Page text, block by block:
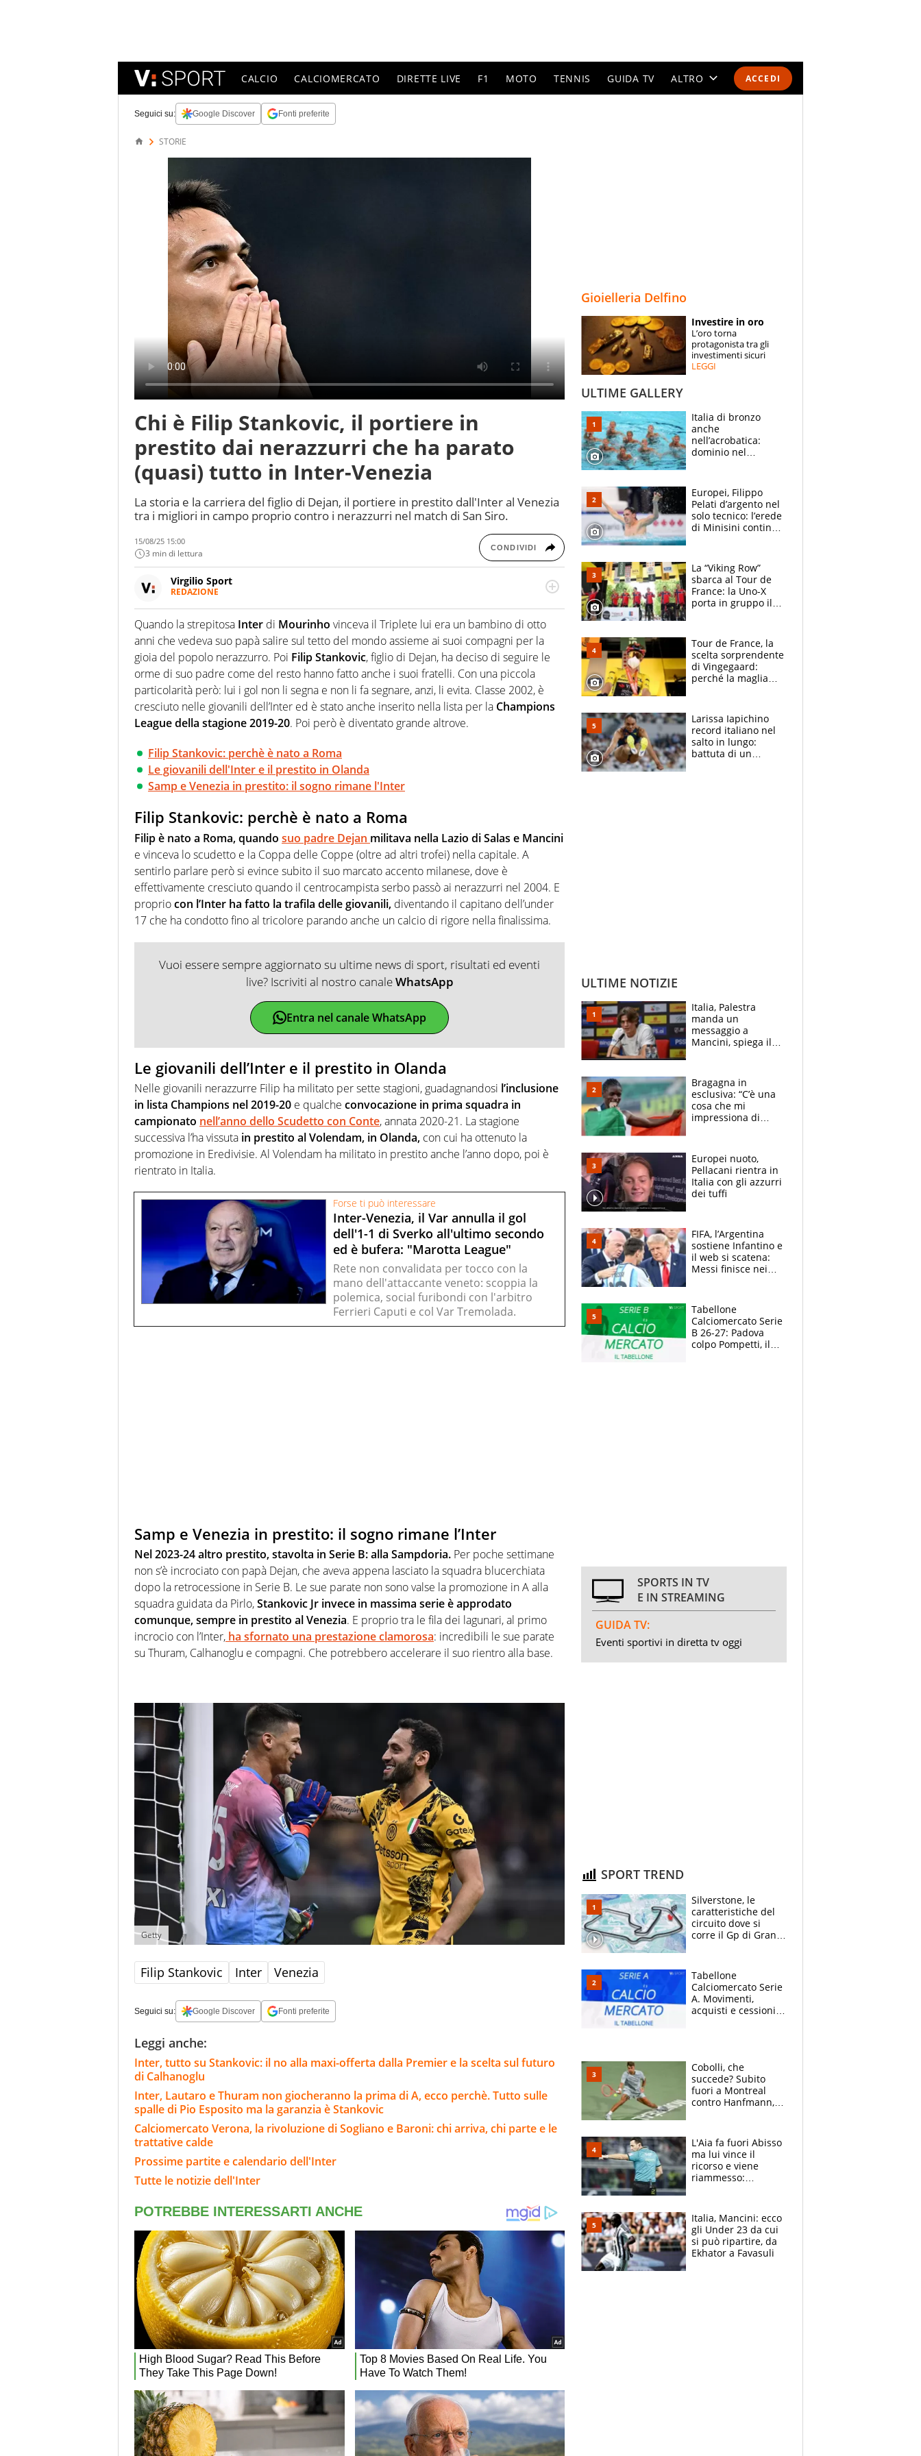
ACCEDI
CALCIO CALCIOMERCATO DIRETTE LIVE F1 MOTO TENNIS GUIDA TV ALTRO
SPECIALI
ESPERTI
Seguici su: Google Discover Fonti preferite
STORIE
Chi è Filip Stankovic, il portiere in
prestito dai nerazzurri che ha parato
(quasi) tutto in Inter-Venezia
La storia e la carriera del figlio di Dejan, il portiere in prestito dall'Inter al Venezia
tra i migliori in campo proprio contro i nerazzurri nel match di San Siro.
15/08/25 15:00
3 min di lettura CONDIVIDI
Virgilio Sport
REDAZIONE
sport. Calcio, calciomercato, F1, Motomondiale ma anche tennis, volley, basket: su
Virgilio Sport i tifosi e gli appassionati sanno che troveranno sempre copertura
completa e zero faziosità. La squadra di Virgilio Sport è formata da giornalisti ed
esperti di sport abili sia nel gioco di rimessa quando intercettano le notizie e le
rilanciano verso la rete, sia nella costruzione dal basso quando creano contenuti
100% originali ed esclusivi.
Quando la strepitosa Inter di Mourinho vinceva il Triplete lui era un bambino di otto
anni che vedeva suo papà salire sul tetto del mondo assieme ai suoi compagni per la
gioia del popolo nerazzurro. Poi Filip Stankovic, figlio di Dejan, ha deciso di seguire le
orme di suo padre come del resto hanno fatto anche i suoi fratelli. Con una piccola
particolarità però: lui i gol non li segna e non li fa segnare, anzi, li evita. Classe 2002, è
cresciuto nelle giovanili dell’Inter ed è stato anche inserito nella lista per la Champions
League della stagione 2019-20. Poi però è diventato grande altrove.
Filip Stankovic: perchè è nato a Roma
Le giovanili dell'Inter e il prestito in Olanda
Samp e Venezia in prestito: il sogno rimane l'Inter
Filip Stankovic: perchè è nato a Roma
Filip è nato a Roma, quando suo padre Dejan militava nella Lazio di Salas e Mancini
e vinceva lo scudetto e la Coppa delle Coppe (oltre ad altri trofei) nella capitale. A
sentirlo parlare però si evince subito il suo marcato accento milanese, dove è
effettivamente cresciuto quando il centrocampista serbo passò ai nerazzurri nel 2004. E
propriocon l’Inter ha fatto la trafila delle giovanili, diventando il capitano dell’under
17 che ha condotto fino al tricolore parando anche un calcio di rigore nella finalissima.
Vuoi essere sempre aggiornato su ultime news di sport, risultati ed eventi
live? Iscriviti al nostro canaleWhatsApp
Entra nel canale WhatsApp
Le giovanili dell’Inter e il prestito in Olanda
Nelle giovanili nerazzurre Filip ha militato per sette stagioni, guadagnandosi l’inclusione
in lista Champions nel 2019-20 e qualche convocazione in prima squadra in
campionato nell’anno dello Scudetto con Conte, annata 2020-21. La stagione
successiva l’ha vissuta in prestito al Volendam, in Olanda, con cui ha ottenuto la
promozione in Eredivisie. Al Volendam ha militato in prestito anche l’anno dopo, poi è
rientrato in Italia.
Forse ti può interessare
Inter-Venezia, il Var annulla il gol
dell'1-1 di Sverko all'ultimo secondo
ed è bufera: "Marotta League"
Rete non convalidata per tocco con la
mano dell'attaccante veneto: scoppia la
polemica, social furibondi con l'arbitro
Ferrieri Caputi e col Var Tremolada.
Samp e Venezia in prestito: il sogno rimane l’Inter
Nel 2023-24 altro prestito, stavolta in Serie B: alla Sampdoria. Per poche settimane
non s’è incrociato con papà Dejan, che aveva appena lasciato la squadra blucerchiata
dopo la retrocessione in Serie B. Le sue parate non sono valse la promozione in A alla
squadra guidata da Pirlo,Stankovic Jr invece in massima serie è approdato
comunque, sempre in prestito al Venezia. E proprio tra le fila dei lagunari, al primo
incrocio con l’Inter, ha sfornato una prestazione clamorosa: incredibili le sue parate
su Thuram, Calhanoglu e compagni. Che potrebbero accelerare il suo rientro alla base.
Getty
Filip Stankovic Inter Venezia
Seguici su: Google Discover Fonti preferite
Leggi anche:
Inter, tutto su Stankovic: il no alla maxi-offerta dalla Premier e la scelta sul futuro
di Calhanoglu
Inter, Lautaro e Thuram non giocheranno la prima di A, ecco perchè. Tutto sulle
spalle di Pio Esposito ma la garanzia è Stankovic
Calciomercato Verona, la rivoluzione di Sogliano e Baroni: chi arriva, chi parte e le
trattative calde
Prossime partite e calendario dell'Inter
Tutte le notizie dell'Inter
Gioielleria Delfino
Investire in oro
L’oro torna
protagonista tra gli
investimenti sicuri
LEGGI
ULTIME GALLERY
Italia di bronzo
anche
nell’acrobatica:
dominio nel
e compagni
continuare
Europei, Filippo
Pelati d’argento nel
solo tecnico: l’erede
di Minisini continua
mirino
La “Viking Row”
sbarca al Tour de
France: la Uno-X
porta in gruppo il
compagni
Tour de France, la
scelta sorprendente
di Vingegaard:
perché la maglia
rischio da evitare
Larissa Iapichino
record italiano nel
salto in lungo:
battuta di un
ULTIME NOTIZIE
Italia, Palestra
manda un
messaggio a
Mancini, spiega il
l'alleanza con
Donnarumma
Bragagna in
esclusiva: “C’è una
cosa che mi
impressiona di
E svela la sorpresa
agli Europei
Europei nuoto,
Pellacani rientra in
Italia con gli azzurri
dei tuffi
FIFA, l’Argentina
sostiene Infantino e
il web si scatena:
Messi finisce nei
polemiche
Tabellone
Calciomercato Serie
B 26-27: Padova
colpo Pompetti, il
SPORTS IN TV
E IN STREAMING
GUIDA TV:
Eventi sportivi in diretta tv oggi
SPORT TREND
Silverstone, le
caratteristiche del
circuito dove si
corre il Gp di Gran
Tabellone
Calciomercato Serie
A. Movimenti,
acquisti e cessioni:
Cobolli, che
succede? Subito
fuori a Montreal
contro Hanfmann,
L'Aia fa fuori Abisso
ma lui vince il
ricorso e viene
riammesso:
Italia, Mancini: ecco
gli Under 23 da cui
si può ripartire, da
Ekhator a Favasuli